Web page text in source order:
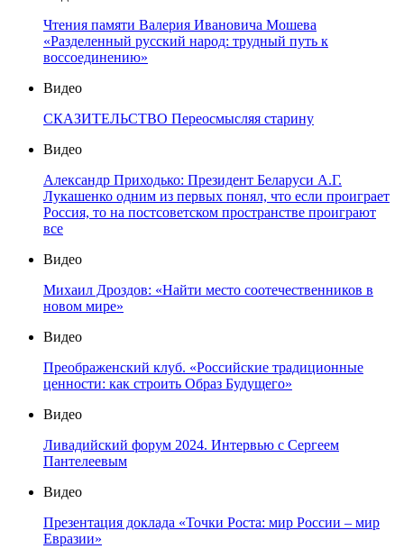
Чтения памяти Валерия Ивановича Мошева
«Разделенный русский народ: трудный путь к
воссоединению»
Видео
СКАЗИТЕЛЬСТВО Переосмысляя старину
Видео
Александр Приходько: Президент Беларуси А.Г.
Лукашенко одним из первых понял, что если проиграет
Россия, то на постсоветском пространстве проиграют
все
Видео
Михаил Дроздов: «Найти место соотечественников в
новом мире»
Видео
Преображенский клуб. «Российские традиционные
ценности: как строить Образ Будущего»
Видео
Ливадийский форум 2024. Интервью с Сергеем
Пантелеевым
Видео
Презентация доклада «Точки Роста: мир России – мир
Евразии»